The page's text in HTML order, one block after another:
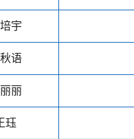
宇
语
丽
珏